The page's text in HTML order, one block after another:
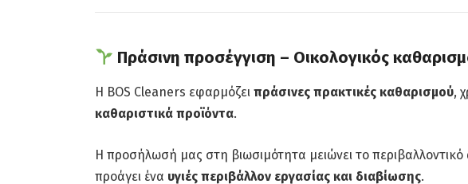
Πράσινη προσέγγιση – Οικολογικός
Η BOS Cleaners εφαρμόζει πράσινες πρακτικές καθαρισμού,
καθαριστικά προϊόντα.
Η προσήλωσή μας στη βιωσιμότητα μειώνει το
προάγει ένα υγιές περιβάλλον εργασίας και διαβίωσης.